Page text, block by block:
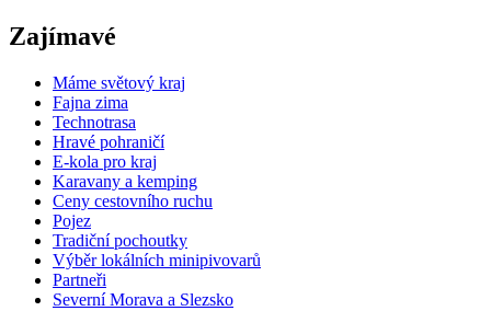
Zajímavé
Máme světový kraj
Fajna zima
Technotrasa
Hravé pohraničí
E-kola pro kraj
Karavany a kemping
Ceny cestovního ruchu
Pojez
Tradiční pochoutky
Výběr lokálních minipivovarů
Partneři
Severní Morava a Slezsko